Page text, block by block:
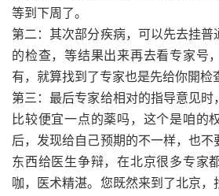
等到下周了。
第二：其次部分疾病，可以先去挂普
的检查，等结果出来再去看专家号
有，就算找到了专家也是先给你開检
第三：最后专家给相对的指导意见时
比较便宜一点的薬吗，这个是咱的
后，发现给自己预期的不一样，也不
东西给医生争辩，在北京很多专家
咖，医术精湛。您既然来到了北京，